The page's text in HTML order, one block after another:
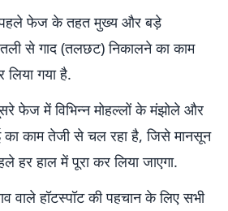
फेज के तहत मुख्य और बड़े
से गाद (तलछट) निकालने का काम
गया है.
फेज में विभिन्न मोहल्लों के मंझोले और
का काम तेजी से चल रहा है, जिसे मानसून
हर हाल में पूरा कर लिया जाएगा.
वाले हॉटस्पॉट की पहचान के लिए सभी